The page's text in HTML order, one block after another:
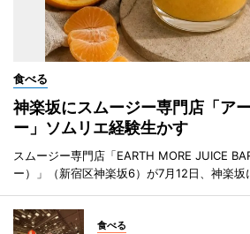
食べる
神楽坂にスムージー専門店「ア
ー」ソムリエ経験生かす
スムージー専門店「EARTH MORE JUICE
ー）」（新宿区神楽坂6）が7月12日、神楽坂
食べる